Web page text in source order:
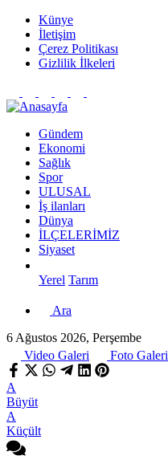
Künye
İletişim
Çerez Politikası
Gizlilik İlkeleri
Gündem
Ekonomi
Sağlık
Spor
ULUSAL
İş ilanları
Dünya
İLÇELERİMİZ
Siyaset
Yerel Tarım
Ara
6 Ağustos 2026, Perşembe
Video Galeri
Foto Galeri
A
Büyüt
A
Küçült